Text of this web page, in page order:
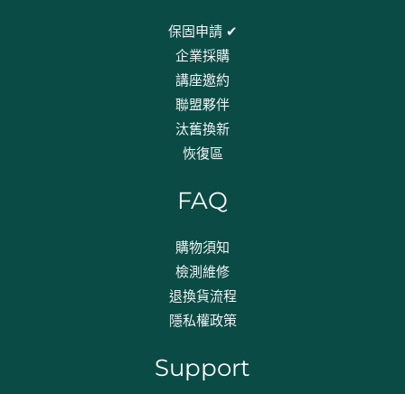
保固申請 ✔
企業採購
講座邀約
聯盟夥伴
汰舊換新
恢復區
FAQ
購物須知
檢測維修
退換貨流程​
隱私權政策
Support